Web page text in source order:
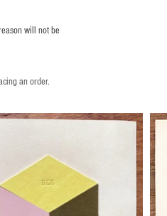
will not be
an order.